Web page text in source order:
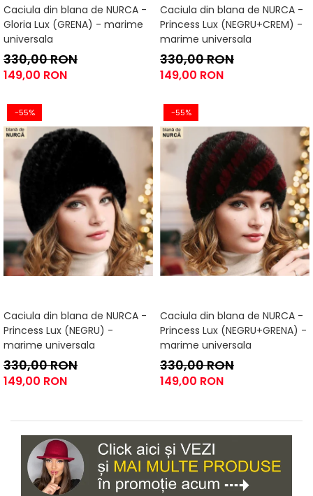
Caciula din blana de NURCA -
Gloria Lux (GRENA) - marime
universala
330,00 RON
149,00 RON
Caciula din blana de NURCA -
Princess Lux (NEGRU+CREM) -
marime universala
330,00 RON
149,00 RON
-55%
Caciula din blana de NURCA -
Princess Lux (NEGRU) -
marime universala
330,00 RON
149,00 RON
-55%
Caciula din blana de NURCA -
Princess Lux (NEGRU+GRENA) -
marime universala
330,00 RON
149,00 RON